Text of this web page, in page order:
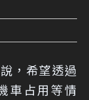
，希望透過
車占用等情